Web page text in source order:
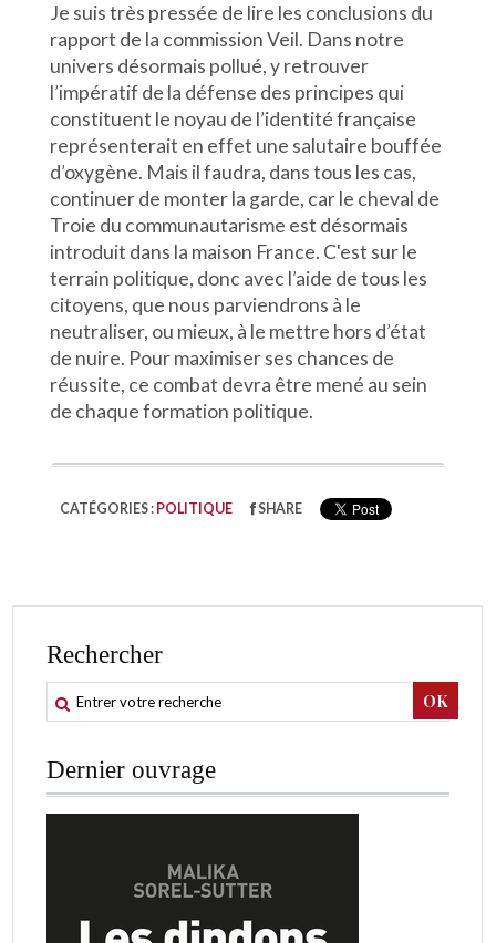
Je suis très pressée de lire les conclusions du
rapport de la commission Veil. Dans notre
univers désormais pollué, y retrouver
l’impératif de la défense des principes qui
constituent le noyau de l’identité française
représenterait en effet une salutaire bouffée
d’oxygène. Mais il faudra, dans tous les cas,
continuer de monter la garde, car le cheval de
Troie du communautarisme est désormais
introduit dans la maison France. C'est sur le
terrain politique, donc avec l’aide de tous les
citoyens, que nous parviendrons à le
neutraliser, ou mieux, à le mettre hors d’état
de nuire. Pour maximiser ses chances de
réussite, ce combat devra être mené au sein
de chaque formation politique.
CATÉGORIES : POLITIQUE SHARE
Rechercher
Dernier ouvrage